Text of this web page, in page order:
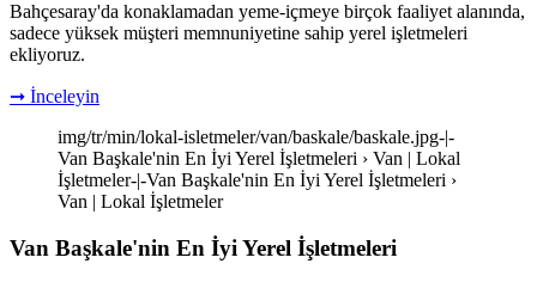
Bahçesaray'da konaklamadan yeme-içmeye birçok faaliyet alanında,
sadece yüksek müşteri memnuniyetine sahip yerel işletmeleri
ekliyoruz.
➞ İnceleyin
img/tr/min/lokal-isletmeler/van/baskale/baskale.jpg-|-
Van Başkale'nin En İyi Yerel İşletmeleri › Van | Lokal
İşletmeler-|-Van Başkale'nin En İyi Yerel İşletmeleri ›
Van | Lokal İşletmeler
Van Başkale'nin En İyi Yerel İşletmeleri